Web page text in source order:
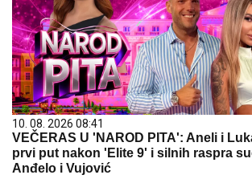
10. 08. 2026 08:41
VEČERAS U 'NAROD PITA': Aneli i
prvi put nakon 'Elite 9' i silnih raspra
Anđelo i Vujović